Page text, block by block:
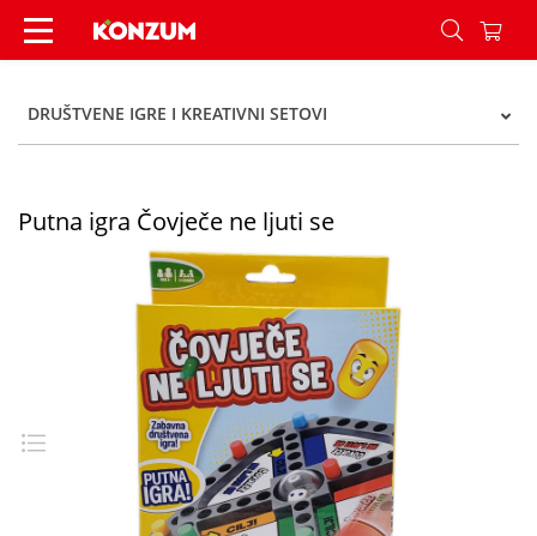
Putna igra Čovječe ne ljuti se - Konzum
DRUŠTVENE IGRE I KREATIVNI SETOVI
Putna igra Čovječe ne ljuti se